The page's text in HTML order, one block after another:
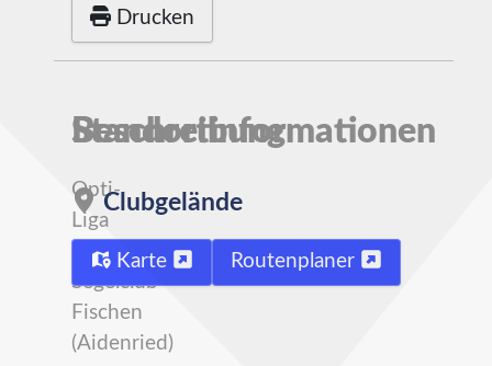
Drucken
Beschreibung
Opti-
Liga
am
Segelclub
Fischen
(Aidenried)
Standortinformationen
Clubgelände
Karte Routenplaner